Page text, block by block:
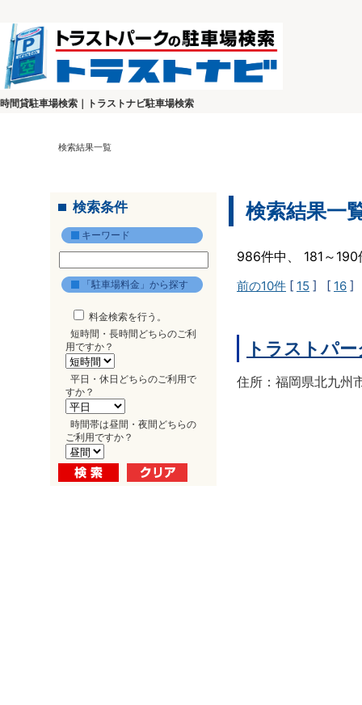
時間貸駐車場検索｜トラストナビ駐車場検索
検索結果一覧
検索条件
キーワード
「駐車場料金」から探す
料金検索を行う。
短時間・長時間どちらのご利
用ですか？
平日・休日どちらのご利用で
すか？
時間帯は昼間・夜間どちらの
ご利用ですか？
検索結果一
986件中、 181～
前の10件 [ 15 ] [ 16 ]
トラストパ
住所：福岡県北九州